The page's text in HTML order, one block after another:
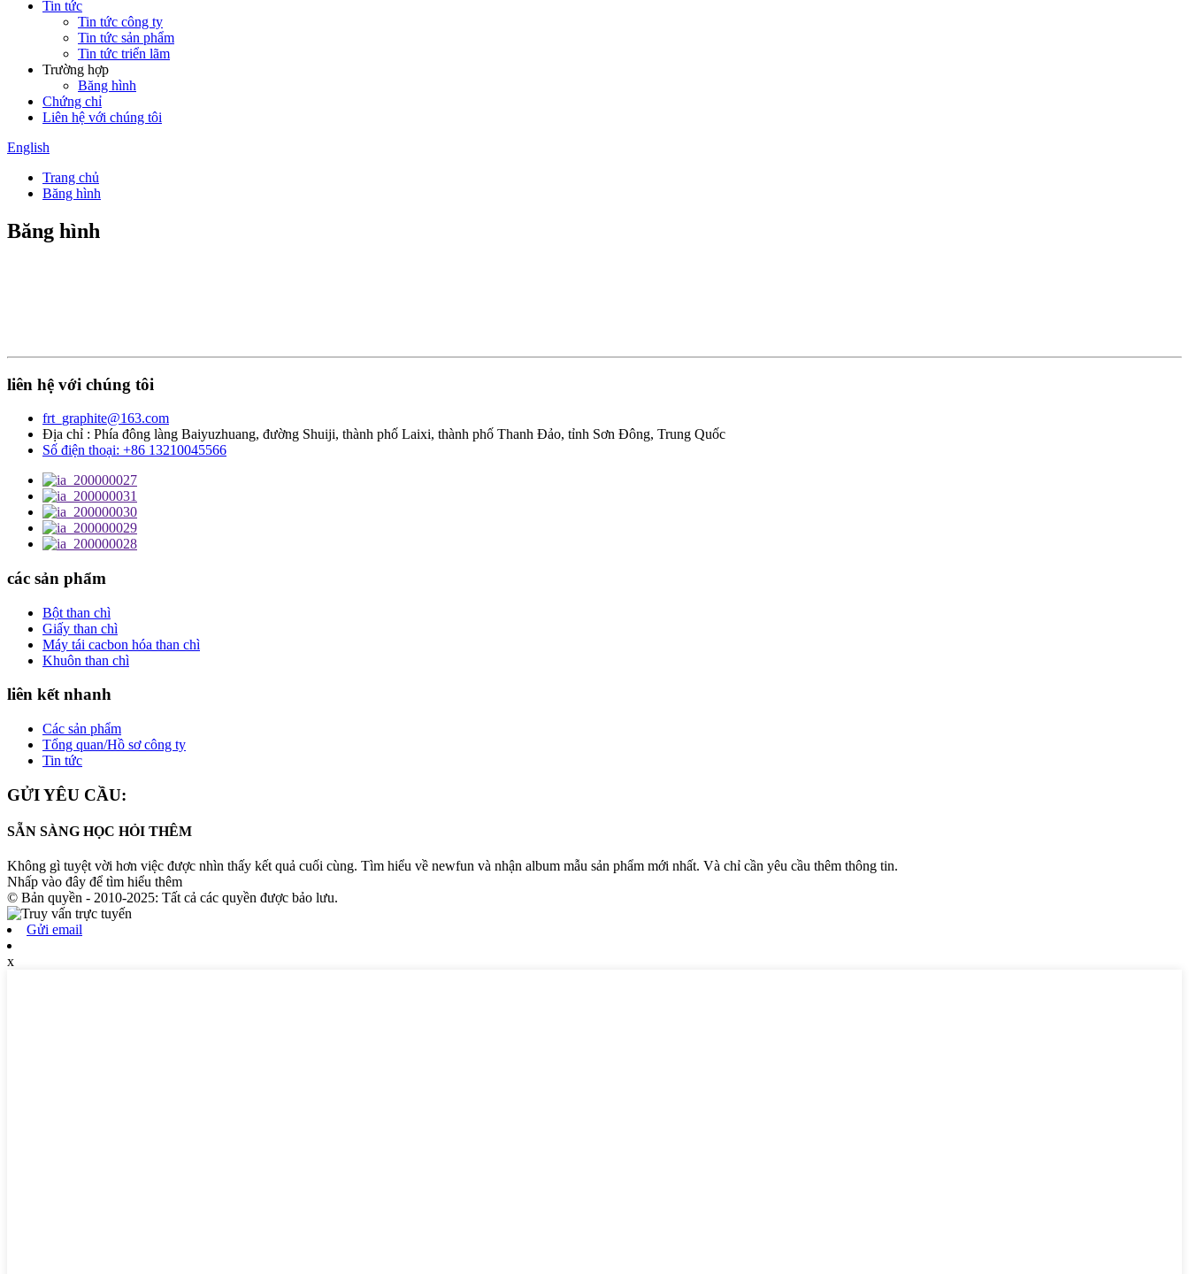
Tin tức
Tin tức công ty
Tin tức sản phẩm
Tin tức triển lãm
Trường hợp
Băng hình
Chứng chỉ
Liên hệ với chúng tôi
English
Trang chủ
Băng hình
Băng hình
liên hệ với chúng tôi
frt_graphite@163.com
Địa chỉ : Phía đông làng Baiyuzhuang, đường Shuiji, thành phố Laixi, thành phố Thanh Đảo, tỉnh Sơn Đông, Trung Quốc
Số điện thoại: +86 13210045566
các sản phẩm
Bột than chì
Giấy than chì
Máy tái cacbon hóa than chì
Khuôn than chì
liên kết nhanh
Các sản phẩm
Tổng quan/Hồ sơ công ty
Tin tức
GỬI YÊU CẦU:
SẴN SÀNG HỌC HỎI THÊM
Không gì tuyệt vời hơn việc được nhìn thấy kết quả cuối cùng. Tìm hiểu về newfun và nhận album mẫu sản phẩm mới nhất. Và chỉ cần yêu cầu thêm thông tin.
Nhấp vào đây để tìm hiểu thêm
© Bản quyền - 2010-2025: Tất cả các quyền được bảo lưu.
Gửi email
x